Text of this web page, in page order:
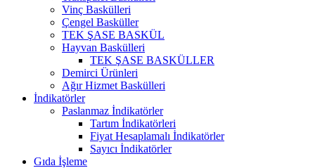
Vinç Baskülleri
Çengel Basküller
TEK ŞASE BASKÜL
Hayvan Baskülleri
TEK ŞASE BASKÜLLER
Demirci Ürünleri
Ağır Hizmet Baskülleri
İndikatörler
Paslanmaz İndikatörler
Tartım İndikatörleri
Fiyat Hesaplamalı İndikatörler
Sayıcı İndikatörler
Gıda İşleme